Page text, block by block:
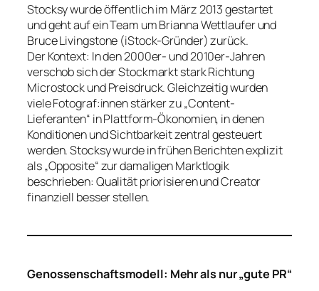
Stocksy wurde öffentlich im März 2013 gestartet
und geht auf ein Team um Brianna Wettlaufer und
Bruce Livingstone (iStock-Gründer) zurück.
Der Kontext: In den 2000er- und 2010er-Jahren
verschob sich der Stockmarkt stark Richtung
Microstock und Preisdruck. Gleichzeitig wurden
viele Fotograf:innen stärker zu „Content-
Lieferanten“ in Plattform-Ökonomien, in denen
Konditionen und Sichtbarkeit zentral gesteuert
werden. Stocksy wurde in frühen Berichten explizit
als „Opposite“ zur damaligen Marktlogik
beschrieben: Qualität priorisieren und Creator
finanziell besser stellen.
Genossenschaftsmodell: Mehr als nur „gute PR“